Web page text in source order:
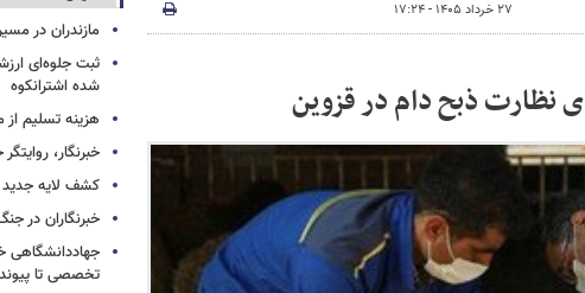
۲۷ خرداد ۱۴۰۵ - ۱۷:۲۴
مازندران در
ثبت جلوه‌ای
شده اشترانکوه
هزینه تسلیم
خبرنگار،
کشف لایه جدید
خبرنگاران در
جهاددانشگاهی
تخصصی تا